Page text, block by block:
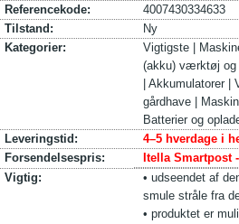
Referencekode:
4007430334633
Tilstand:
Ny
Kategorier:
Vigtigste |
(akku) værktøj og
Akkumulatorer |
gårdhave |
Batterier og
Leveringstid:
4–5 hverdage i
Forsendelsespris:
Itella Smartpost
Vigtig:
• udseendet af
smule stråle fra
• produktet er